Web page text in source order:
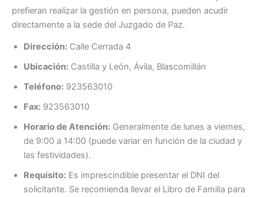
prefieran realizar la gestión en persona, pueden acudir
directamente a la sede del Juzgado de Paz.
Dirección: Calle Cerrada 4
Ubicación: Castilla y León, Ávila, Blascomillán
Teléfono: 923563010
Fax: 923563010
Horario de Atención: Generalmente de lunes a viernes,
de 9:00 a 14:00 (puede variar en función de la ciudad y
las festividades).
Requisito: Es imprescindible presentar el DNI del
solicitante. Se recomienda llevar el Libro de Familia para